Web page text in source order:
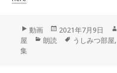
フ
ォ
動画
投
稿
2021年7月9日
屋
カ
朗読
タ
うしみつ部屋,
集